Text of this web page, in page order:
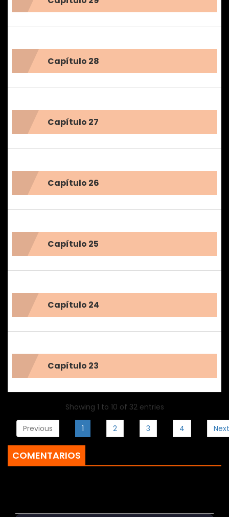
Capítulo 28
Capítulo 27
Capítulo 26
Capítulo 25
Capítulo 24
Capítulo 23
Showing 1 to 10 of 32 entries
Previous 1 2 3 4 Next
COMENTARIOS